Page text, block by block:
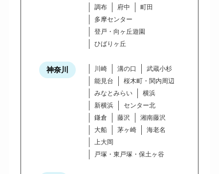
調布
府中
町田
多摩センター
登戸・向ヶ丘遊園
ひばりヶ丘
神奈川 川崎 溝の口
武蔵小杉
能見台
桜木町・関内周辺
みなとみらい
横浜
新横浜
センター北
鎌倉
藤沢
湘南藤沢
大船
茅ヶ崎
海老名
上大岡
戸塚・東戸塚・保土ヶ谷